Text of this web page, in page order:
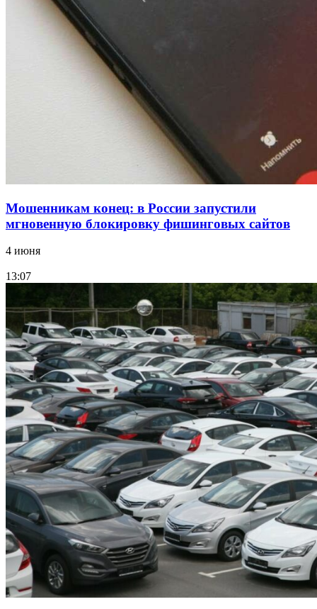
парке прошёл фестиваль „Арбузный переполох“
Волгоградские компании нарастили экспорт:
заключены контракты на 3,6 млн долларов
Мошенникам конец: в России запустили
мгновенную блокировку фишинговых сайтов
4 июня
13:07